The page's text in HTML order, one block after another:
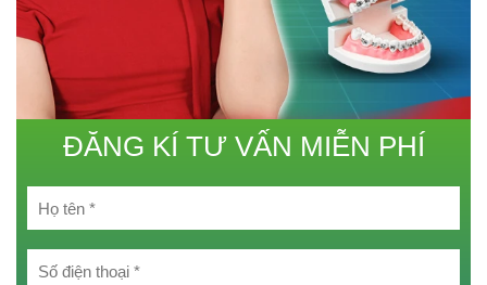
ĐĂNG KÍ TƯ VẤN MIỄN PHÍ